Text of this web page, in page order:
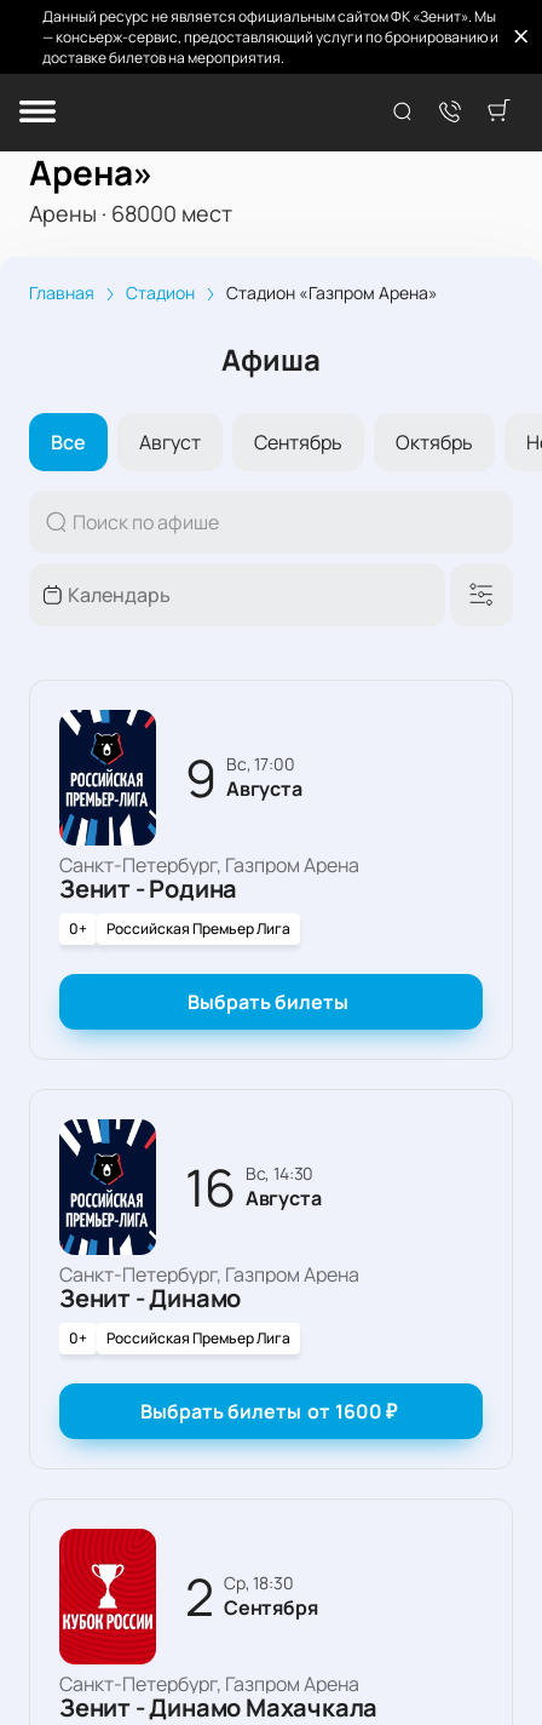
Данный ресурс не является официальным сайтом ФК «Зенит». Мы
— консьерж-сервис, предоставляющий услуги по бронированию и
доставке билетов на мероприятия.
Стадион «Газпром
Арена»
Арены · 68000 мест
Главная Стадион Стадион «Газпром Арена»
Афиша
Все Август Сентябрь Октябрь
9 вс, 17:00
Августа
Санкт-Петербург, Газпром Арена
Зенит - Родина
0+ Российская Премьер Лига
Выбрать билеты
16 вс, 14:30
Августа
Санкт-Петербург, Газпром Арена
Зенит - Динамо
0+ Российская Премьер Лига
Выбрать билеты от 1600₽
2 ср, 18:30
Сентября
Санкт-Петербург, Газпром Арена
Зенит - Динамо Махачкала